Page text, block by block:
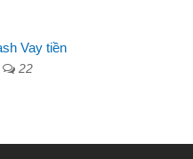
khi
tôi trả
Vay tiền
22